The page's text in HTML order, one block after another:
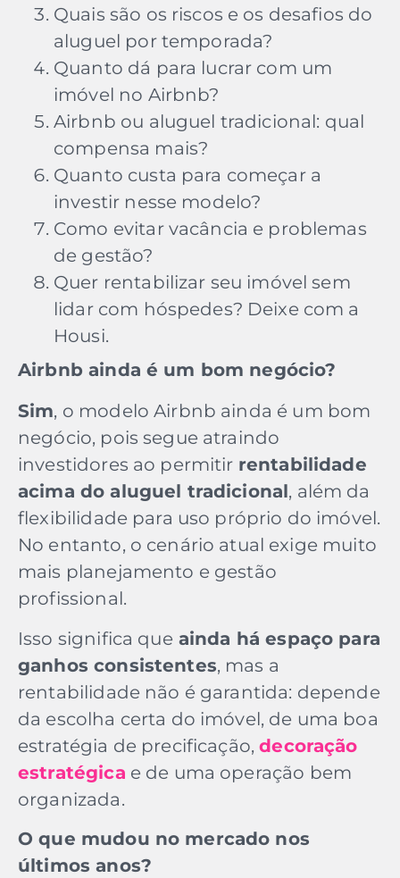
Quais são os riscos e os desafios do
aluguel por temporada?
Quanto dá para lucrar com um
imóvel no Airbnb?
Airbnb ou aluguel tradicional: qual
compensa mais?
Quanto custa para começar a
investir nesse modelo?
Como evitar vacância e problemas
de gestão?
Quer rentabilizar seu imóvel sem
lidar com hóspedes? Deixe com a
Housi.
Airbnb ainda é um bom negócio?
Sim, o modelo Airbnb ainda é um bom
negócio, pois segue atraindo
investidores ao permitir rentabilidade
acima do aluguel tradicional, além da
flexibilidade para uso próprio do imóvel.
No entanto, o cenário atual exige muito
mais planejamento e gestão
profissional.
Isso significa que ainda há espaço para
ganhos consistentes, mas a
rentabilidade não é garantida: depende
da escolha certa do imóvel, de uma boa
estratégia de precificação,decoração
estratégica e de uma operação bem
organizada.
O que mudou no mercado nos
últimos anos?